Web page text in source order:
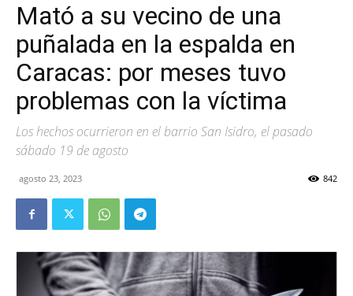
Mató a su vecino de una
puñalada en la espalda en
Caracas: por meses tuvo
problemas con la víctima
Los hechos ocurrieron en el barrio San Isidro, el pasado
sábado 19 de agosto
agosto 23, 2023 842